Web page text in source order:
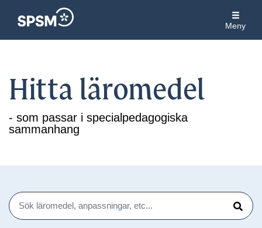
Meny
Hitta läromedel
- som passar i specialpedagogiska
sammanhang
Sök
Sök